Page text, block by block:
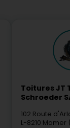
Toitures JT
Schroeder
102 Route
L-8210 Mamer